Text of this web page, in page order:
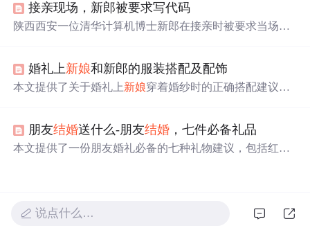
夫妇感到尴尬 。
接亲现场，新郎被要求写代码
陕西西安一位清华计算机博士新郎在接亲时被要求当场写
历接亲方式引发网友热议，有人认为比低俗婚闹有趣，也
有人担心写不出代码的尴尬。新娘表示，此举是为了提醒
婚礼上新娘和新郎的服装搭配及配饰
本文提供了关于婚礼上新娘穿着婚纱时的正确搭配建议，
朋友结婚送什么-朋友结婚 ，七件必备礼品
本文提供了一份朋友婚礼必备的七种礼物建议，包括红
说点什么…